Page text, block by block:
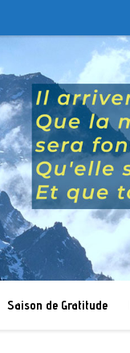
Saison de Gratitude